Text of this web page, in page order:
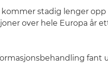
stadig lenger opp
over hele Europa år
fant